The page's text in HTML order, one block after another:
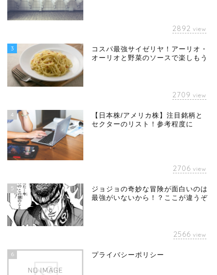
2892 view
3
コスパ最強サイゼリヤ！アーリオ・
オーリオと野菜のソースで楽しもう
2709 view
4
【日本株/アメリカ株】注目銘柄と
セクターのリスト！参考程度に
2706 view
5
ジョジョの奇妙な冒険が面白いのは
最強がいないから！？ここが違うぞ
2566 view
6 プライバシーポリシー